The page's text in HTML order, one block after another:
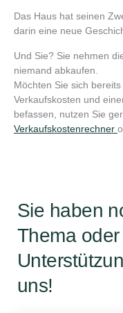
Das Haus hat seinen
darin eine neue
Und Sie? Sie nehmen
niemand abkaufen.
Möchten Sie sich
Verkaufskosten und
befassen, nutzen Sie
Verkaufskostenrechner
Sie haben
Thema
uns!